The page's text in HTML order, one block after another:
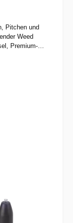
Pitchen und
Weed
Premium-